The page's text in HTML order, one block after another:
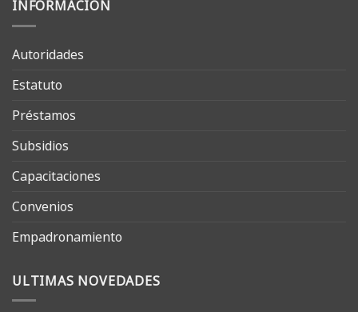
INFORMACIÓN
Autoridades
Estatuto
Préstamos
Subsidios
Capacitaciones
Convenios
Empadronamiento
ULTIMAS NOVEDADES